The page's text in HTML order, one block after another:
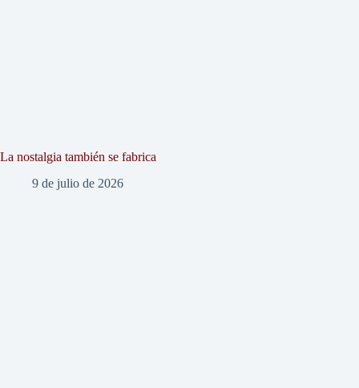
La nostalgia también se fabrica
9 de julio de 2026